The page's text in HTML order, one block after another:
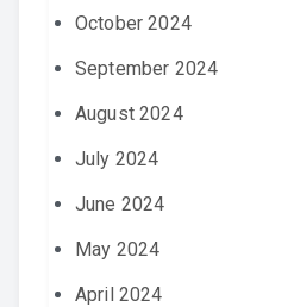
October 2024
September 2024
August 2024
July 2024
June 2024
May 2024
April 2024